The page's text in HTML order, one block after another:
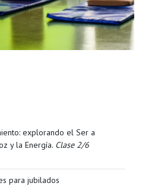
explorando el Ser a
y la Energía. Clase 2/6
para jubilados